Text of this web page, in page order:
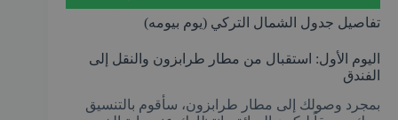
تفاصيل جدول الشمال التركي (يوم بيومه)
اليوم الأول: استقبال من مطار طرابزون والنقل إلى
الفندق
بمجرد وصولك إلى مطار طرابزون، سأقوم بالتنسيق